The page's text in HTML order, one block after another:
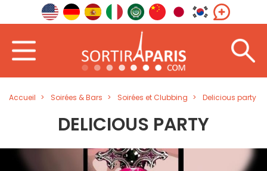
Accueil Soirées & Bars Soirées et Clubbing Delicious party
DELICIOUS PARTY